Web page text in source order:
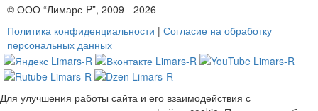
© ООО “Лимарс-P”, 2009 - 2026
Политика конфиденциальности | Согласие на обработку
персональных данных
Для улучшения работы сайта и его взаимодействия с